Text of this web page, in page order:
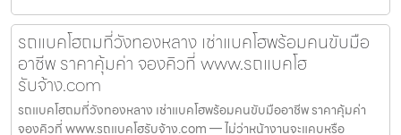
รถแบคโฮถมที่วังทองหลาง เช่าแบคโฮพร้อมคนขับมือ
อาชีพ ราคาคุ้มค่า จองคิวที่ www.รถแบคโฮ
รับจ้าง.com
รถแบคโฮถมที่วังทองหลาง เช่าแบคโฮพร้อมคนขับมืออาชีพ ราคาคุ้มค่า
จองคิวที่ www.รถแบคโฮรับจ้าง.com — ไม่ว่าหน้างานจะแคบหรือ